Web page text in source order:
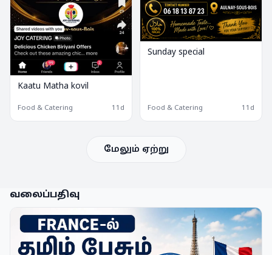
Kaatu Matha kovil
Food & Catering 11d
Sunday special
Food & Catering 11d
மேலும் ஏற்று
வலைப்பதிவு